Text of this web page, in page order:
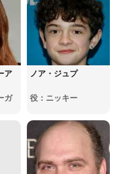
ア
ガ
ノア・ジュプ
役：ニッキー